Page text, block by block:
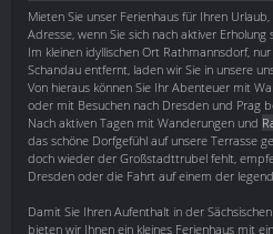
Mieten Sie unser Ferienhaus für Ihren
Adresse, wenn Sie sich nach aktiver Erholung
Im kleinen idyllischen Ort Rathmannsdorf,
Schandau entfernt, laden wir Sie in unsere
Von hieraus können Sie Ihr Abenteuer mit
oder mit Besuchen nach Dresden und Prag
Nach aktiven Tagen mit Wanderungen und
das schöne Dorfgefühl auf unsere Terrasse
doch wieder der Großstadttrubel fehlt,
Dresden oder die Fahrt auf einem der
Damit Sie Ihren Aufenthalt in der
bieten wir Ihnen ein kleines Ferienhaus mit